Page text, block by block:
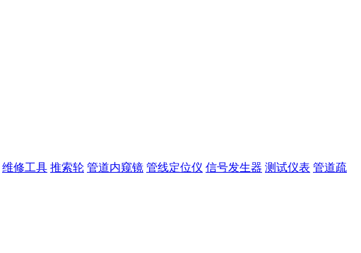
维修工具 推索轮 管道内窥镜 管线定位仪 信号发生器 测试仪表 管道疏